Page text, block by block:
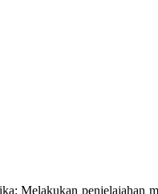
Melakukan penjelajahan